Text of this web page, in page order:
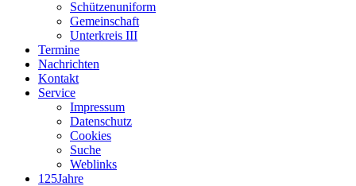
Schützenuniform
Gemeinschaft
Unterkreis III
Termine
Nachrichten
Kontakt
Service
Impressum
Datenschutz
Cookies
Suche
Weblinks
125Jahre